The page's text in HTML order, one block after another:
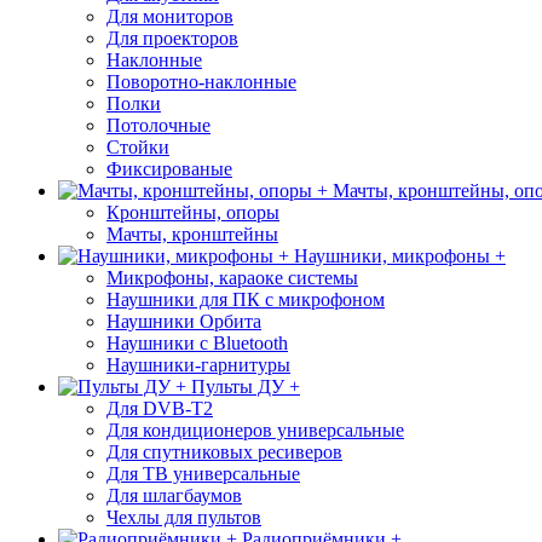
Для мониторов
Для проекторов
Наклонные
Поворотно-наклонные
Полки
Потолочные
Стойки
Фиксированые
Мачты, кронштейны,
Кронштейны, опоры
Мачты, кронштейны
Наушники, микрофоны +
Микрофоны, караоке системы
Наушники для ПК с микрофоном
Наушники Орбита
Наушники с Bluetooth
Наушники-гарнитуры
Пульты ДУ +
Для DVB-T2
Для кондиционеров универсальные
Для спутниковых ресиверов
Для ТВ универсальные
Для шлагбаумов
Чехлы для пультов